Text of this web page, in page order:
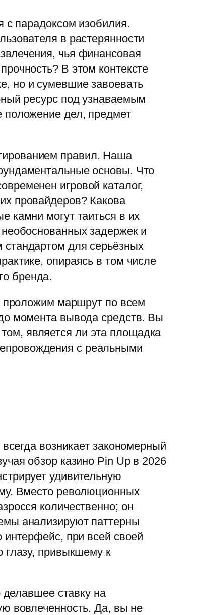
с парадоксом изобилия.
в растерянности
чья финансовая
В этом контексте
но и сумевшие завоевать
ресурс под узнаваемым
дел, предмет
правил. Наша
основы. Что
игровой каталог,
провайдеров? Какова
камни могут таиться в их
задержек и
для серьёзных
опираясь в том числе
бренда.
проложим маршрут по всем
момента вывода средств. Вы
является ли эта площадка
с реальными
возникает закономерный
обзор казино Pin Up в 2026
удивительную
Вместо революционных
количественно; он
анализируют паттерны
интерфейс, при всей своей
глазу, привыкшему к
делавшее ставку на
вовлеченность. Да, вы не